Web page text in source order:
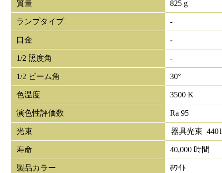
質量 825 g
ランプタイプ -
口金 -
1/2 照度角 -
1/2 ビーム角 30°
色温度 3500 K
演色性評価数 Ra 95
光束 器具光束 440
寿命 40,000 時間
製品カラー ﾎﾜｲﾄ